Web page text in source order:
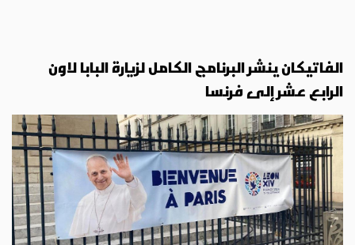
الفاتيكان ينشر البرنامج الكامل لزيارة البابا لاون
الرابع عشر إلى فرنسا